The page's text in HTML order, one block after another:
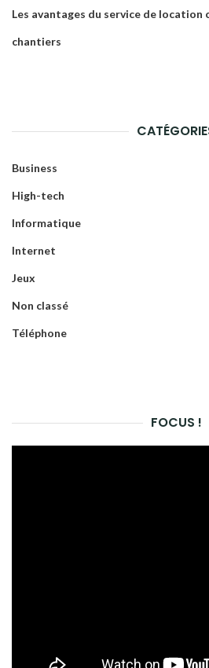
Les avantages du service de
chantiers
Business
High-tech
Informatique
Internet
Jeux
Non classé
Téléphone
FOCUS !